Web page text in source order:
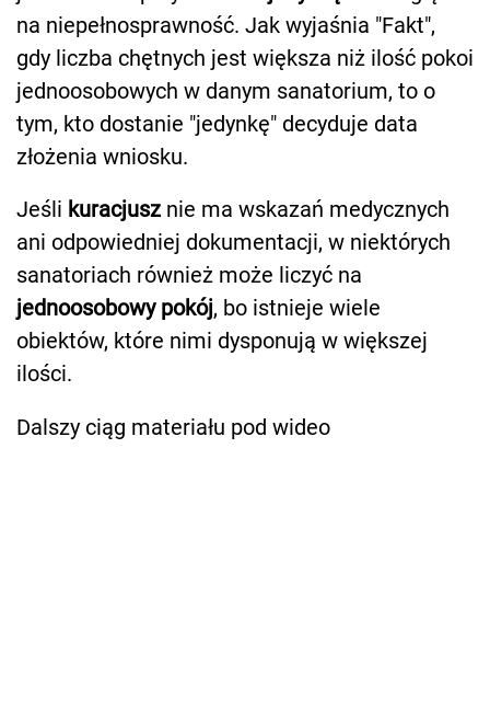
na niepełnosprawność. Jak wyjaśnia "Fakt",
gdy liczba chętnych jest większa niż ilość pokoi
jednoosobowych w danym sanatorium, to o
tym, kto dostanie "jedynkę" decyduje data
złożenia wniosku.
Jeśli kuracjusz nie ma wskazań medycznych
ani odpowiedniej dokumentacji, w niektórych
sanatoriach również może liczyć na
jednoosobowy pokój, bo istnieje wiele
obiektów, które nimi dysponują w większej
ilości.
Dalszy ciąg materiału pod wideo